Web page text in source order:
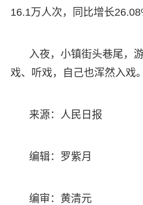
16.1万人次，同比增长
入夜，小镇街头巷尾，
戏、听戏，自己也浑然入戏。
来源：人民日报
编辑：罗紫月
编审：黄清元